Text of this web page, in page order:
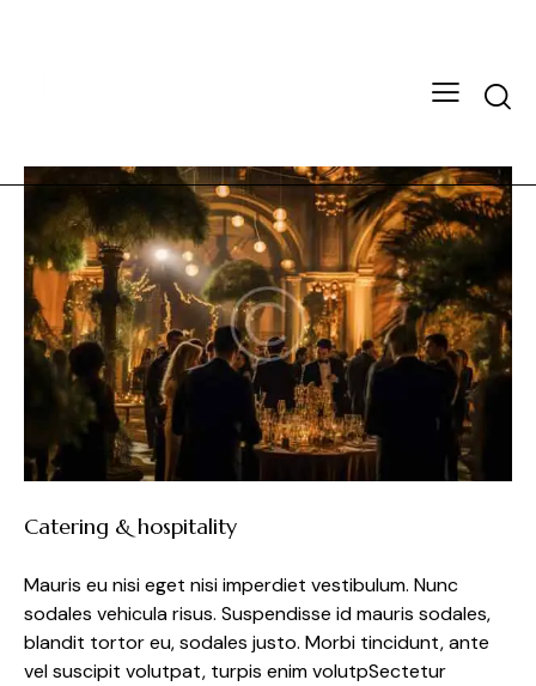
Catering & hospitality
Mauris eu nisi eget nisi imperdiet vestibulum. Nunc
sodales vehicula risus. Suspendisse id mauris sodales,
blandit tortor eu, sodales justo. Morbi tincidunt, ante
vel suscipit volutpat, turpis enim volutpSectetur